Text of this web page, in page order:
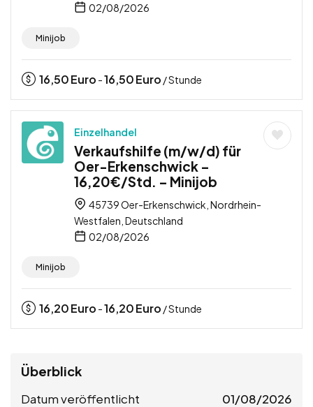
02/08/2026
Minijob
16,50Euro -16,50Euro / Stunde
Einzelhandel
Verkaufshilfe (m/w/d) für
Oer-Erkenschwick –
16,20€/Std. – Minijob
45739 Oer-Erkenschwick, Nordrhein-
Westfalen, Deutschland
02/08/2026
Minijob
16,20Euro -16,20Euro / Stunde
Überblick
Datum veröffentlicht 01/08/2026